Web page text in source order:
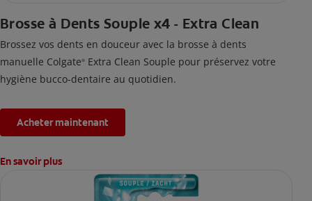
Brosse à Dents Souple x4 - Extra Clean
Brossez vos dents en douceur avec la brosse à dents
manuelle Colgate® Extra Clean Souple pour préservez votre
hygiène bucco-dentaire au quotidien.
Acheter maintenant
En savoir plus